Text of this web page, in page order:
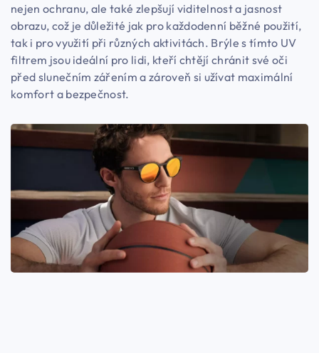
nejen ochranu, ale také zlepšují viditelnost a jasnost
obrazu, což je důležité jak pro každodenní běžné použití,
tak i pro využití při různých aktivitách. Brýle s tímto UV
filtrem jsou ideální pro lidi, kteří chtějí chránit své oči
před slunečním zářením a zároveň si užívat maximální
komfort a bezpečnost.